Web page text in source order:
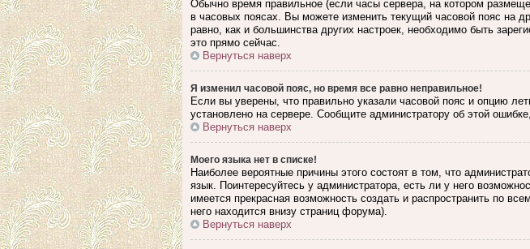
Обычно время правильное (если часы сервера, на котором
в часовых поясах. Вы можете изменить текущий часовой пояс на
равно, как и большинства других настроек, необходимо быть
это прямо сейчас.
Вернуться наверх
Я изменил часовой пояс, но время все равно неправильное!
Если вы уверены, что правильно указали часовой пояс и опцию
установлено на сервере. Сообщите администратору об этой
Вернуться наверх
Моего языка нет в списке!
Наиболее вероятные причины этого состоят в том, что
язык. Поинтересуйтесь у администратора, есть ли у него
имеется прекрасная возможность создать и распространить по
него находится внизу страниц форума).
Вернуться наверх